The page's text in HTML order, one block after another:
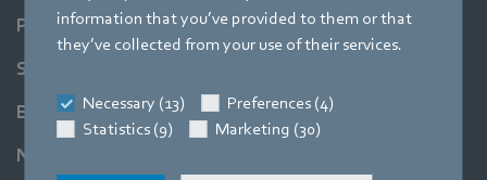
information that you’ve provided to them or that
they’ve collected from your use of their services.
Necessary (13)
Preferences (4)
Statistics (9)
Marketing (30)
Produits
Secteurs
Entreprise
Newsroom